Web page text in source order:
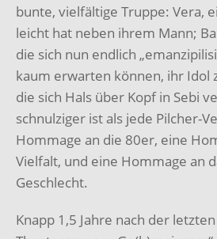
bunte, vielfältige Truppe: Vera,
leicht hat neben ihrem Mann;
die sich nun endlich
kaum erwarten können, ihr Idol
die sich Hals über Kopf in Sebi
schnulziger ist als jede Pilcher-
Hommage an die 80er, eine
Vielfalt, und eine Hommage an
Geschlecht.
Knapp 1,5 Jahre nach der